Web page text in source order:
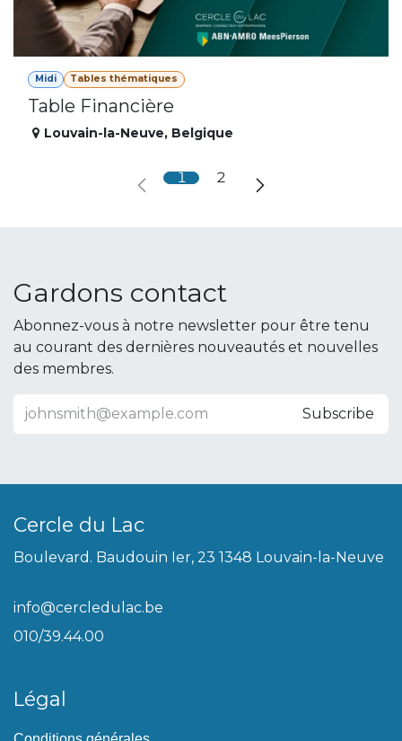
Midi Tables thématiques
Table Financière
Louvain-la-Neuve, Belgique
1 2
Gardons contact
Abonnez-vous à notre newsletter pour être tenu
au courant des dernières nouveautés et nouvelles
des membres.
Subscribe
Cercle du Lac
Boulevard. Baudouin Ier, 23 1348 Louvain-la-Neuve
info@cercledulac.be
010/39.44.00
Légal